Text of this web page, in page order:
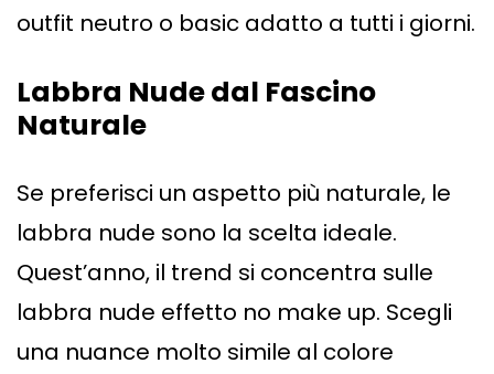
outfit neutro o basic adatto a tutti i giorni.
Labbra Nude dal Fascino
Naturale
Se preferisci un aspetto più naturale, le
labbra nude sono la scelta ideale.
Quest’anno, il trend si concentra sulle
labbra nude effetto no make up. Scegli
una nuance molto simile al colore